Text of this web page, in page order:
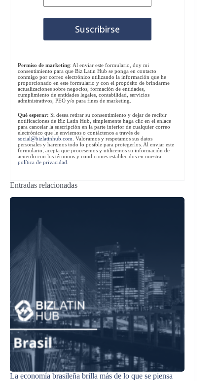
Permiso de marketing: Al enviar este formulario, doy mi
consentimiento para que Biz Latin Hub se ponga en contacto
conmigo por correo electrónico utilizando la información que he
proporcionado en este formulario y con el propósito de brindarme
actualizaciones sobre negocios, formación de entidades,
cumplimiento de entidades legales, contabilidad, servicios
administrativos, PEO y/o para fines de marketing.
Qué esperar: Si desea retirar su consentimiento y dejar de recibir
notificaciones de Biz Latin Hub, simplemente haga clic en el enlace
para cancelar la suscripción en la parte inferior de cualquier correo
electrónico que le enviemos o contáctenos a través de
social@bizlatinhub.com . Valoramos y respetamos sus datos
personales y haremos todo lo posible para protegerlos. Al enviar este
formulario, acepta que procesemos y utilicemos su información de
acuerdo con los términos y condiciones establecidos en nuestra
política de privacidad
Entradas relacionadas
La economía brasileña brilla más de lo que se piensa